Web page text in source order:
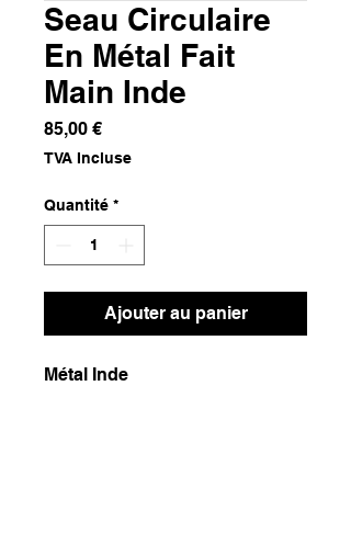
Seau Circulaire
En Métal Fait
Main Inde
85,00 €Prix
TVA Incluse
Quantité *
Ajouter au panier
Métal Inde